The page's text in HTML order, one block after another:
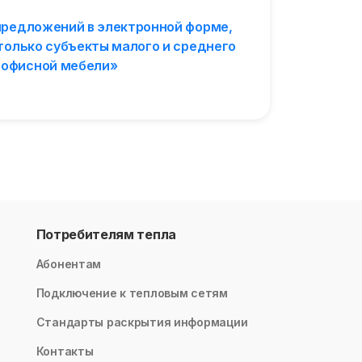
в электронной форме,
субъекты малого и среднего
мебели»
Потребителям тепла
Абонентам
Подключение к тепловым сетям
Стандарты раскрытия информации
Контакты